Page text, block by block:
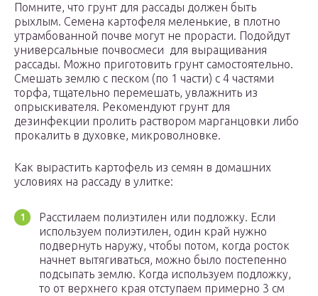
Помните, что грунт для рассады должен быть
рыхлым. Семена картофеля меленькие, в плотно
утрамбованной почве могут не прорасти. Подойдут
универсальные почвосмеси для выращивания
рассады. Можно приготовить грунт самостоятельно.
Смешать землю с песком (по 1 части) с 4 частями
торфа, тщательно перемешать, увлажнить из
опрыскивателя. Рекомендуют грунт для
дезинфекции пролить раствором марганцовки либо
прокалить в духовке, микроволновке.
Как вырастить картофель из семян в домашних
условиях на рассаду в улитке:
Расстилаем полиэтилен или подложку. Если
используем полиэтилен, один край нужно
подвернуть наружу, чтобы потом, когда росток
начнет вытягиваться, можно было постепенно
подсыпать землю. Когда используем подложку,
то от верхнего края отступаем примерно 3 см